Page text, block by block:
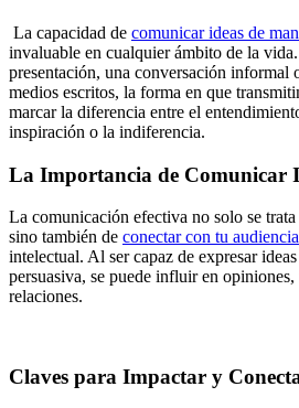
La capacidad de comunicar ideas de
invaluable en cualquier ámbito de la vida.
presentación, una conversación informal
medios escritos, la forma en que
marcar la diferencia entre el
inspiración o la indiferencia.
La Importancia de Comunicar
La comunicación efectiva no solo se
sino también de conectar con tu audiencia
intelectual. Al ser capaz de expresar
persuasiva, se puede influir en
relaciones.
Claves para Impactar y